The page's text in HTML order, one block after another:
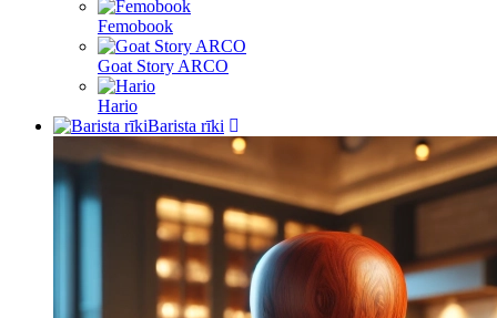
Femobook
Goat Story ARCO
Hario
Barista rīki